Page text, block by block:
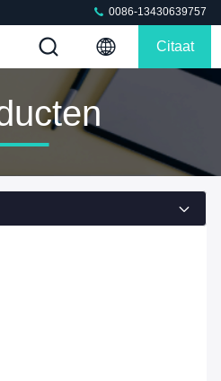
0086-13430639757
Citaat